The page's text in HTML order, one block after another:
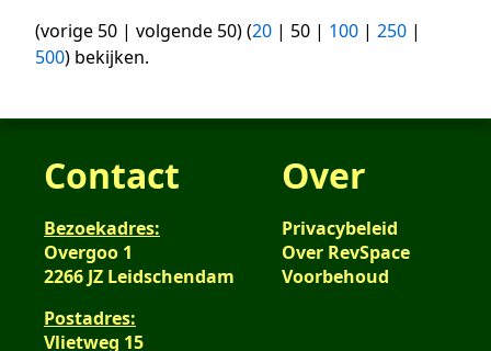
(vorige 50 | volgende 50) (20 | 50 | 100 | 250 |
500) bekijken.
Contact
Bezoekadres:
Overgoo 1
2266 JZ Leidschendam
Postadres:
Vlietweg 15
Over
Privacybeleid
Over RevSpace
Voorbehoud